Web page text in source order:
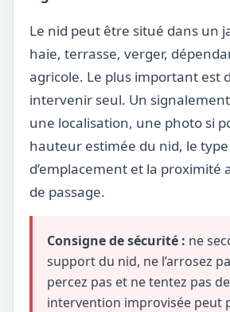
Le nid peut être situé dans un
haie, terrasse, verger,
agricole. Le plus important est
intervenir seul. Un
une localisation, une photo si
hauteur estimée du nid, le type
d’emplacement et la proximité
de passage.
Consigne de sécurité : ne
support du nid, ne l’arrosez
percez pas et ne tentez pas
intervention improvisée peut